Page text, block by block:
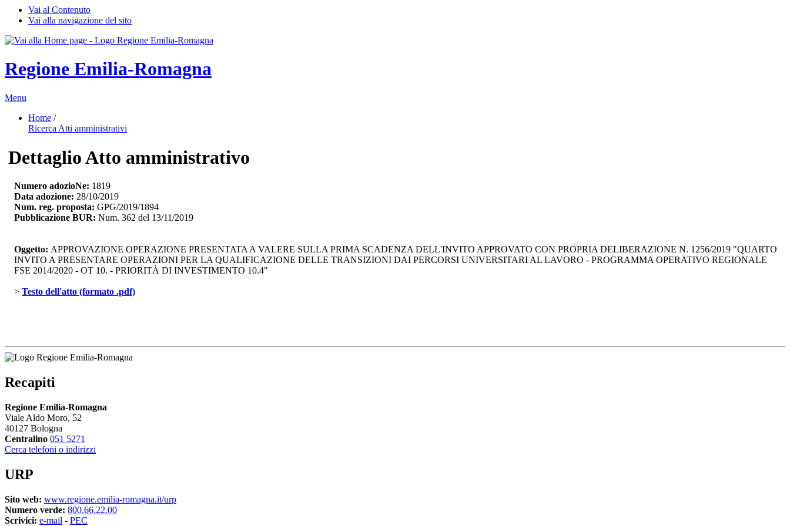
Vai al Contenuto
Vai alla navigazione del sito
Regione Emilia-Romagna
Menu
Home /
Ricerca Atti amministrativi
Dettaglio Atto amministrativo
Numero adozioNe: 1819
Data adozione: 28/10/2019
Num. reg. proposta: GPG/2019/1894
Pubblicazione BUR: Num. 362 del 13/11/2019
Oggetto: APPROVAZIONE OPERAZIONE PRESENTATA A VALERE SULLA PRIMA SCADENZA DELL'INVITO APPROVATO CON PROPRIA DELIBERAZIONE N. 1256/2019 "QUARTO
INVITO A PRESENTARE OPERAZIONI PER LA QUALIFICAZIONE DELLE TRANSIZIONI DAI PERCORSI UNIVERSITARI AL LAVORO - PROGRAMMA OPERATIVO REGIONALE
FSE 2014/2020 - OT 10. - PRIORITÀ DI INVESTIMENTO 10.4"
> Testo dell'atto (formato .pdf)
Recapiti
Regione Emilia-Romagna
Viale Aldo Moro, 52
40127 Bologna
Centralino 051 5271
Cerca telefoni o indirizzi
URP
Sito web: www.regione.emilia-romagna.it/urp
Numero verde: 800.66.22.00
Scrivici: e-mail - PEC